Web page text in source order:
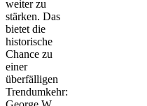
weiter zu
stärken. Das
bietet die
historische
Chance zu
einer
überfälligen
Trendumkehr: